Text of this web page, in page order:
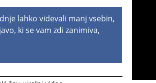
lahko videvali manj vsebin,
ki se vam zdi zanimiva,